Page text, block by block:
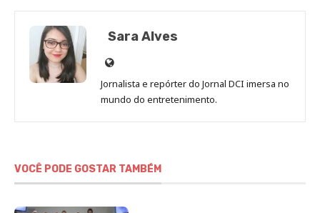
Sara Alves
Site
de
Sara
Jornalista e repórter do Jornal DCI imersa no
mundo do entretenimento.
VOCÊ PODE GOSTAR TAMBÉM